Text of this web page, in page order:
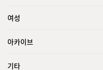
여성
아카이브
기타